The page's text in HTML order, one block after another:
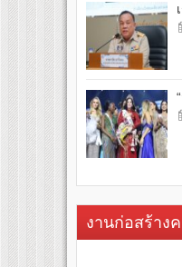
งานก่อสร้าง